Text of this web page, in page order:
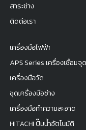
สาระช่าง
ติดต่อเรา
เครื่องมือไฟฟ้า
APS Series เครื่องเชื่อมจุ
เครื่องมือวัด
ชุดเครื่องมือช่าง
เครื่องมือทำความสะอาด
HITACHI ปั๊มน้ำอัตโนมัติ